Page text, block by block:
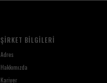
ŞIRKET BILGILERI
Adres
Hakkımızda
Kariyer